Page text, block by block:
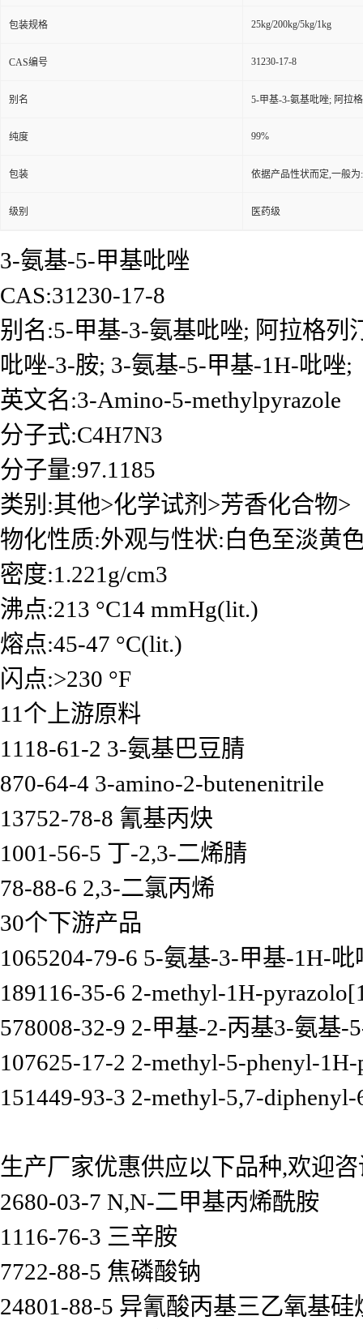
包装规格 25kg/200kg/5kg/1kg
CAS编号 31230-17-8
别名 5-甲基-3-氨基吡唑; 阿拉
纯度 99%
包装 依据产品性状而定,一般
级别 医药级
3-氨基-5-甲基吡唑
CAS:31230-17-8
别名:5-甲基-3-氨基吡唑; 阿拉格列
吡唑-3-胺; 3-氨基-5-甲基-1H-吡唑;
英文名:3-Amino-5-methylpyrazole
分子式:C4H7N3
分子量:97.1185
类别:其他>化学试剂>芳香化合物>
物化性质:外观与性状:白色至淡黄
密度:1.221g/cm3
沸点:213 °C14 mmHg(lit.)
熔点:45-47 °C(lit.)
闪点:>230 °F
11个上游原料
1118-61-2 3-氨基巴豆腈
870-64-4 3-amino-2-butenenitrile
13752-78-8 氰基丙炔
1001-56-5 丁-2,3-二烯腈
78-88-6 2,3-二氯丙烯
30个下游产品
1065204-79-6 5-氨基-3-甲基-1H-
189116-35-6 2-methyl-1H-
578008-32-9 2-甲基-2-丙基3-氨基
107625-17-2 2-methyl-5-phenyl-
151449-93-3 2-methyl-5,7-
生产厂家优惠供应以下品种,欢迎
2680-03-7 N,N-二甲基丙烯酰胺
1116-76-3 三辛胺
7722-88-5 焦磷酸钠
24801-88-5 异氰酸丙基三乙氧基硅